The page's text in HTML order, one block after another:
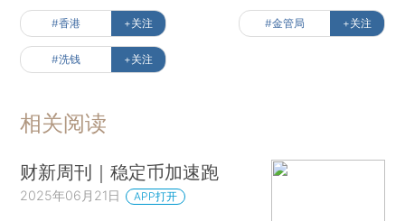
#香港 +关注 #金管局 +关注
#洗钱 +关注
相关阅读
财新周刊｜稳定币加速跑
2025年06月21日 APP打开